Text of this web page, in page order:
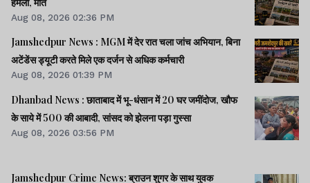
Aug 08, 2026 02:36 PM
Jamshedpur News : MGM में देर रात चला जांच अभियान, बिना
अटेंडेंस ड्यूटी करते मिले एक दर्जन से अधिक कर्मचारी
Aug 08, 2026 01:39 PM
Dhanbad News : छाताबाद में भू-धंसान में 20 घर जमींदोज, खौफ
के साये में 500 की आबादी, सांसद को झेलना पड़ा गुस्सा
Aug 08, 2026 03:56 PM
Jamshedpur Crime News: ब्राउन शुगर के साथ युवक